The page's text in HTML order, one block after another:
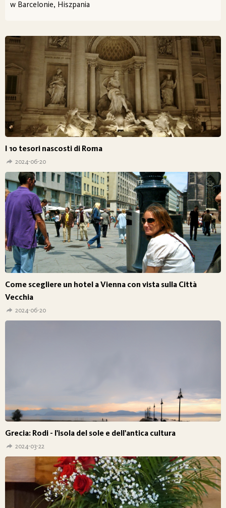
w Barcelonie, Hiszpania
I 10 tesori nascosti di Roma
2024-06-20
Come scegliere un hotel a Vienna con vista sulla Città
Vecchia
2024-06-20
Grecia: Rodi - l'isola del sole e dell'antica cultura
2024-03-22